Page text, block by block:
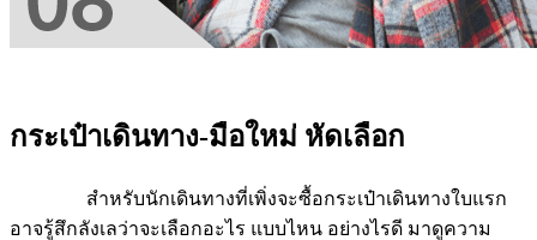
กระเป๋าเดินทาง-มือใหม่ หัดเลือก
สำหรับนักเดินทางที่เพิ่งจะซื้อกระเป๋าเดินทางใบแรก
อาจรู้สึกลังเลว่าจะเลือกอะไร แบบไหน อย่างไรดี มาดูความ